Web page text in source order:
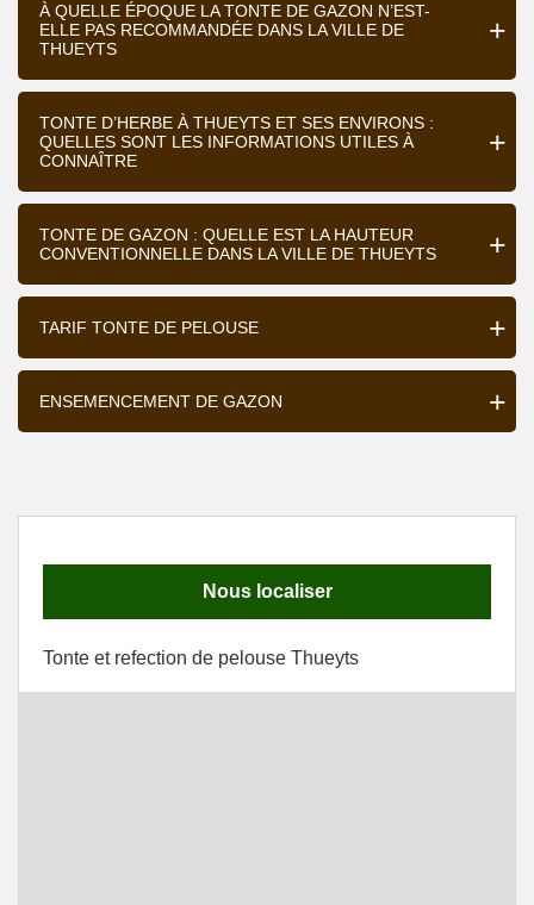
À QUELLE ÉPOQUE LA TONTE DE GAZON N’EST-
ELLE PAS RECOMMANDÉE DANS LA VILLE DE
THUEYTS
TONTE D’HERBE À THUEYTS ET SES ENVIRONS :
QUELLES SONT LES INFORMATIONS UTILES À
CONNAÎTRE
TONTE DE GAZON : QUELLE EST LA HAUTEUR
CONVENTIONNELLE DANS LA VILLE DE THUEYTS
TARIF TONTE DE PELOUSE
ENSEMENCEMENT DE GAZON
Nous localiser
Tonte et refection de pelouse Thueyts